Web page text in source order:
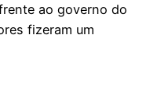
ao governo do
fizeram um